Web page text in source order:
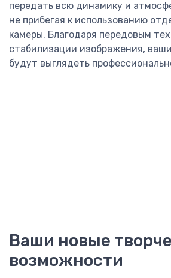
передать всю динамику и
не прибегая к использованию
камеры. Благодаря передовым
стабилизации изображения,
будут выглядеть
Ваши новые
возможности